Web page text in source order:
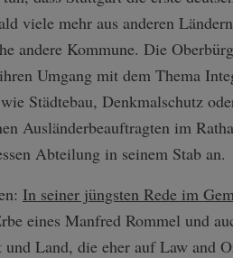
viele mehr aus anderen
andere Kommune. Die
Umgang mit dem Thema
Städtebau, Denkmalschutz
Ausländerbeauftragten im
Abteilung in seinem Stab an.
In seiner jüngsten Rede im
eines Manfred Rommel und
Land, die eher auf Law and